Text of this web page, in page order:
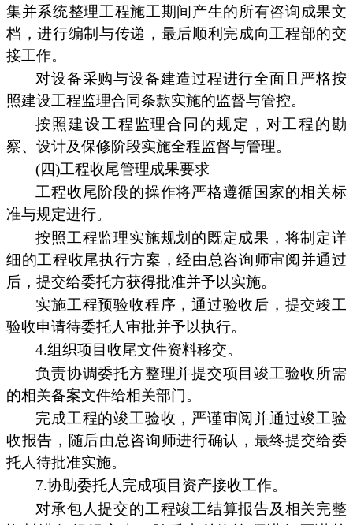
集并系统整理工程施工期间产生的所有咨询成果文
档，进行编制与传递，最后顺利完成向工程部的交
接工作。
对设备采购与设备建造过程进行全面且严格按
照建设工程监理合同条款实施的监督与管控。
按照建设工程监理合同的规定，对工程的勘
察、设计及保修阶段实施全程监督与管理。
(四)工程收尾管理成果要求
工程收尾阶段的操作将严格遵循国家的相关标
准与规定进行。
按照工程监理实施规划的既定成果，将制定详
细的工程收尾执行方案，经由总咨询师审阅并通过
后，提交给委托方获得批准并予以实施。
实施工程预验收程序，通过验收后，提交竣工
验收申请待委托人审批并予以执行。
4.组织项目收尾文件资料移交。
负责协调委托方整理并提交项目竣工验收所需
的相关备案文件给相关部门。
完成工程的竣工验收，严谨审阅并通过竣工验
收报告，随后由总咨询师进行确认，最终提交给委
托人待批准实施。
7.协助委托人完成项目资产接收工作。
对承包人提交的工程竣工结算报告及相关完整